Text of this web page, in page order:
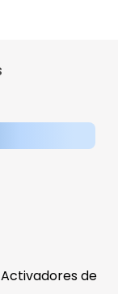
Activadores de